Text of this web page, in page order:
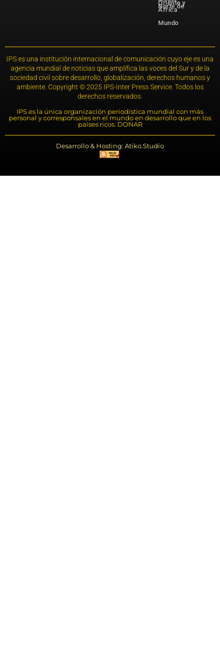
Oriente y
Norte de
África
Mundo
IPS es una institución internacional de comunicación cuyo eje es una
agencia mundial de noticias que amplifica las voces del Sur y de la
sociedad civil sobre desarrollo, globalización, derechos humanos y
ambiente. Copyright © 2025 IPS-Inter Press Service. Todos los
derechos reservados.
IPS es la única organización periodística mundial con más
personal y corresponsales en el mundo en desarrollo que en los
países ricos. DONAR
Desarrollo & Hosting: Atiko.Studio